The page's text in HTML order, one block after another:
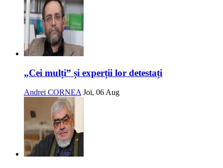
„Cei mulți” și experții lor detestați
Andrei CORNEA Joi, 06 Aug